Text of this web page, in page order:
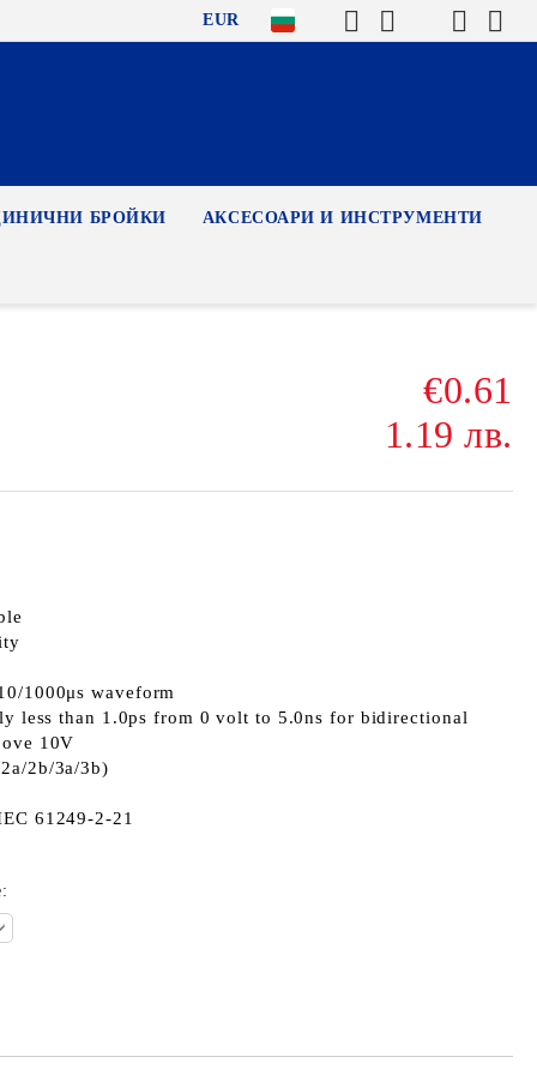
EUR
БРОЙКИ АКСЕСОАРИ И ИНСТРУМЕНТИ
€0.61
1.19 лв.
1000μs waveform
less than 1.0ps from 0 volt to 5.0ns for bidirectional
10V
2b/3a/3b)
61249-2-21